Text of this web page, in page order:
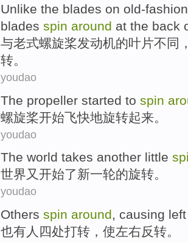
Unlike the blades on old-
blades spin around at the back
与老式螺旋桨发动机的叶片不同
转。
youdao
The propeller started to spin
螺旋桨开始飞快地旋转起来。
youdao
The world takes another little
世界又开始了新一轮的旋转。
youdao
Others spin around, causing
也有人 四处打转， 使左右反转。